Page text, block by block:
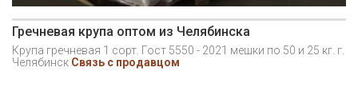
Гречневая крупа оптом из Челябинска
Крупа гречневая 1 сорт. Гост 5550 - 2021 мешки по 50 и 25 кг. г.
Челябинск Связь с продавцом